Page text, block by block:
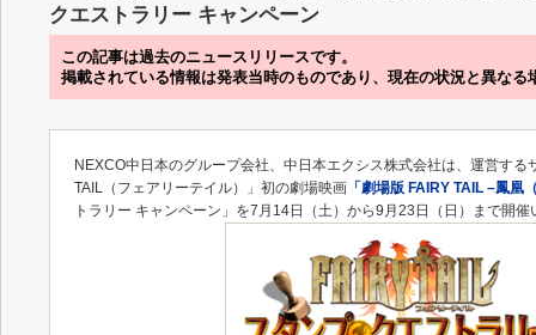
クエストラリー キャンペーン
この記事は過去のニュースリリースです。
掲載されている情報は発表当時のものであり、現在の状況と異なる
NEXCO中日本のグループ会社、中日本エクシス株式会社は、運営す
TAIL（フェアリーテイル）」初の劇場映画 「劇場版 FAIRY TAIL –鳳凰
トラリー キャンペーン」を7月14日（土）から9月23日（日）まで開催